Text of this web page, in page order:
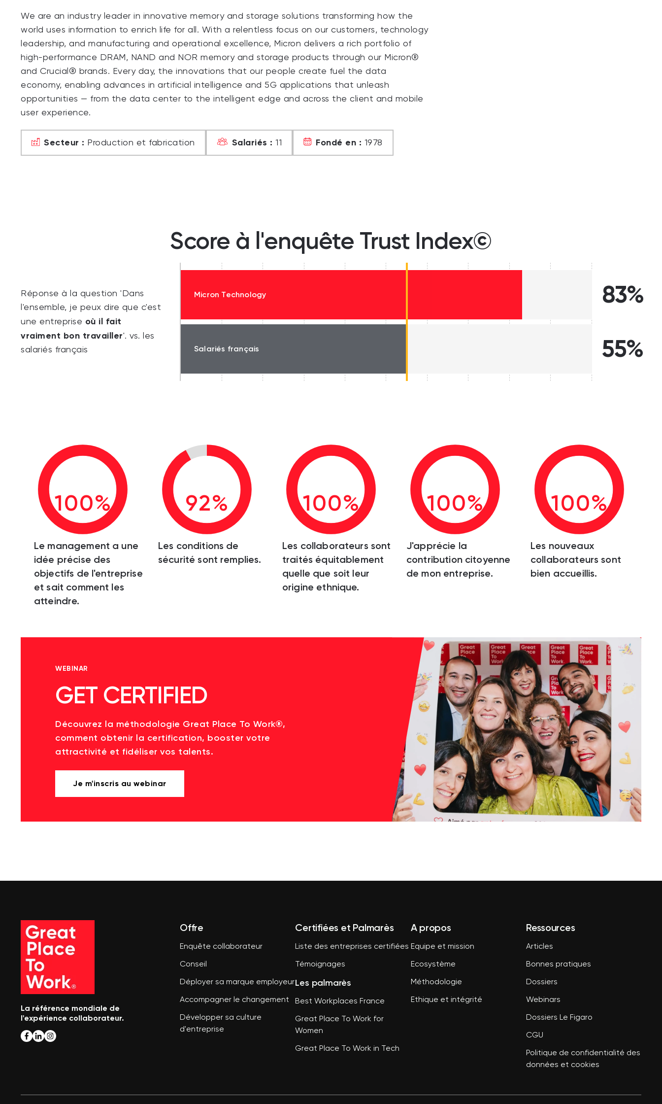
We are an industry leader in innovative memory and storage solutions transforming how the
world uses information to enrich life for all. With a relentless focus on our customers, technology
leadership, and manufacturing and operational excellence, Micron delivers a rich portfolio of
high-performance DRAM, NAND and NOR memory and storage products through our Micron®
and Crucial® brands. Every day, the innovations that our people create fuel the data
economy, enabling advances in artificial intelligence and 5G applications that unleash
opportunities — from the data center to the intelligent edge and across the client and mobile
user experience.
Secteur : Production et fabrication Salariés : 11 Fondé en : 1978
Score à l'enquête Trust Index©
Réponse à la question 'Dans
l'ensemble, je peux dire que c'est
une entreprise où il fait
vraiment bon travailler'. vs. les
salariés français
Micron Technology 83%
Salariés français 55%
100%
Le management a une
idée précise des
objectifs de l'entreprise
et sait comment les
atteindre.
92%
Les conditions de
sécurité sont remplies.
100%
Les collaborateurs sont
traités équitablement
quelle que soit leur
origine ethnique.
100%
J'apprécie la
contribution citoyenne
de mon entreprise.
100%
Les nouveaux
collaborateurs sont
bien accueillis.
WEBINAR
GET CERTIFIED
Découvrez la méthodologie Great Place To Work®,
comment obtenir la certification, booster votre
attractivité et fidéliser vos talents.
Je m'inscris au webinar
La référence mondiale de
l'expérience collaborateur.
Offre
Enquête collaborateur
Conseil
Déployer sa marque employeur
Accompagner le changement
Développer sa culture
d'entreprise
Certifiées et Palmarès
Liste des entreprises certifiées
Témoignages
Les palmarès
Best Workplaces France
Great Place To Work for
Women
Great Place To Work in Tech
A propos
Equipe et mission
Ecosystème
Méthodologie
Ethique et intégrité
Ressources
Articles
Bonnes pratiques
Dossiers
Webinars
Dossiers Le Figaro
CGU
Politique de confidentialité des
données et cookies